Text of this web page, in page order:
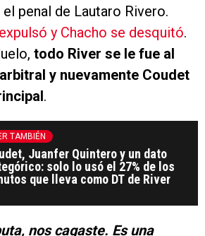
penal de Lautaro Rivero.
y Chacho se desquitó.
todo River se le fue al
y nuevamente Coudet
.
TAMBIÉN
Juanfer Quintero y un dato
solo lo usó el 27% de los
que lleva como DT de River
nos cagaste. Es una